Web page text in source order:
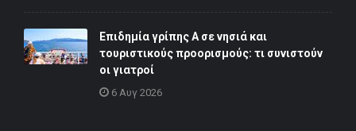
Επιδημία γρίπης Α σε νησιά και
τουριστικούς προορισμούς: τι συνιστούν
οι γιατροί
6 Αυγ 2026